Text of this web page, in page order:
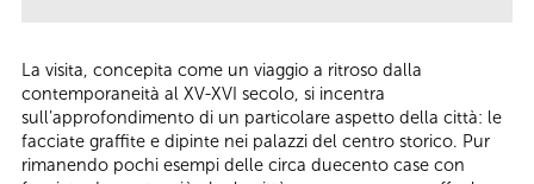
La visita, concepita come un viaggio a ritroso dalla
contemporaneità al XV-XVI secolo, si incentra
sull’approfondimento di un particolare aspetto della città: le
facciate graffite e dipinte nei palazzi del centro storico. Pur
rimanendo pochi esempi delle circa duecento case con